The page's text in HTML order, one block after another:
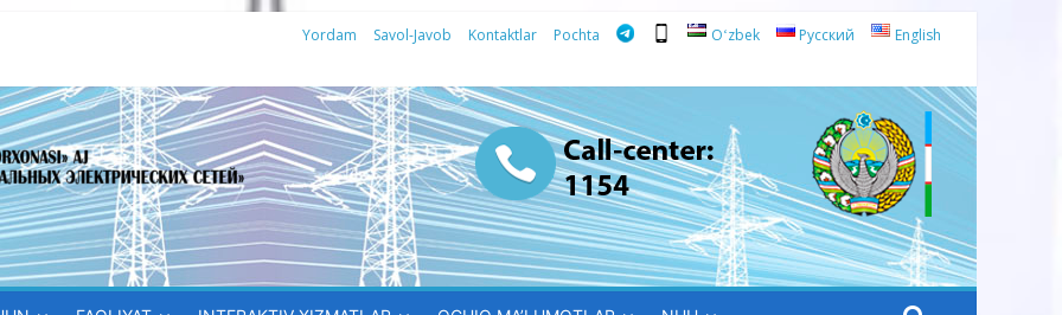
Yordam Savol-Javob Kontaktlar Pochta Oʻzbek Русский English